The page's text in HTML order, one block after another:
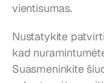
vientisumas.
Nustatykite
kad
Suasmeninkite